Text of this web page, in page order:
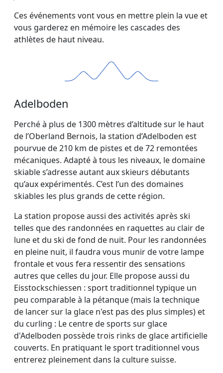
Ces événements vont vous en mettre plein la vue et
vous garderez en mémoire les cascades des
athlètes de haut niveau.
Adelboden
Perché à plus de 1300 mètres d’altitude sur le haut
de l’Oberland Bernois, la station d’Adelboden est
pourvue de 210 km de pistes et de 72 remontées
mécaniques. Adapté à tous les niveaux, le domaine
skiable s’adresse autant aux skieurs débutants
qu’aux expérimentés. C’est l’un des domaines
skiables les plus grands de cette région.
La station propose aussi des activités après ski
telles que des randonnées en raquettes au clair de
lune et du ski de fond de nuit. Pour les randonnées
en pleine nuit, il faudra vous munir de votre lampe
frontale et vous fera ressentir des sensations
autres que celles du jour. Elle propose aussi du
Eisstockschiessen : sport traditionnel typique un
peu comparable à la pétanque (mais la technique
de lancer sur la glace n'est pas des plus simples) et
du curling : Le centre de sports sur glace
d'Adelboden possède trois rinks de glace artificielle
couverts. En pratiquant le sport traditionnel vous
entrerez pleinement dans la culture suisse.